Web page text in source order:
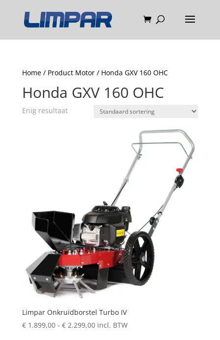
Home/ Product Motor / Honda GXV 160 OHC
Honda GXV 160 OHC
Enig resultaat
Limpar Onkruidborstel Turbo IV
€1.899,00 - €2.299,00Prijsklasse:
incl. BTW